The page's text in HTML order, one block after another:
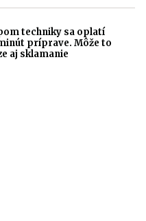
techniky sa oplatí
príprave. Môže to
aj sklamanie